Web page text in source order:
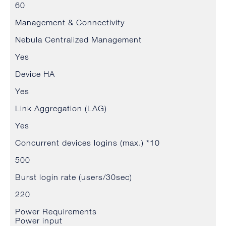
60
Management & Connectivity
Nebula Centralized Management
Yes
Device HA
Yes
Link Aggregation (LAG)
Yes
Concurrent devices logins (max.) *10
500
Burst login rate (users/30sec)
220
Power Requirements
Power input